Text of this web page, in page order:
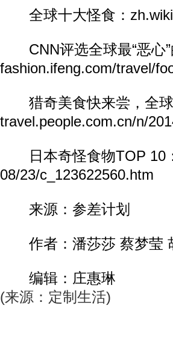
全球十大怪食：
CNN评选全球最“恶心”
fashion.ifeng.com/travel/
猎奇美食快来尝，全球
travel.people.com.cn/n/
日本奇怪食物TOP 10
08/23/c_123622560.htm
来源：参差计划
作者：潘莎莎 蔡梦莹
编辑：庄惠琳
(来源：定制生活)